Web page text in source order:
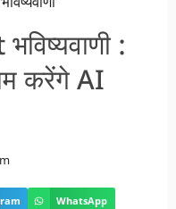
:
करेंगे AI
WhatsApp